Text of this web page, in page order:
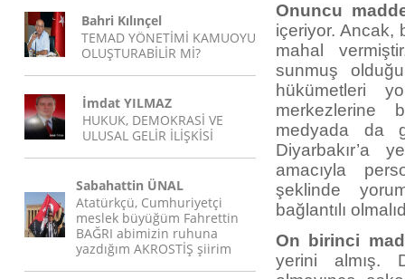
Bahri Kılınçel
TEMAD YÖNETİMİ KAMUOYU
OLUŞTURABİLİR Mİ?
İmdat YILMAZ
HUKUK, DEMOKRASİ VE
ULUSAL GELİR İLİŞKİSİ
Sabahattin ÜNAL
Atatürkçü, Cumhuriyetçi
meslek büyüğüm Fahrettin
BAĞRI abimizin ruhuna
yazdığım AKROSTİŞ şiirim
Onuncu
içeriyor. Ancak,
mahal
sunmuş
hükümetleri
merkezlerine
medyada da
Diyarbakır’a
amacıyla
şeklinde
bağlantılı
On birinci
yerini almış.